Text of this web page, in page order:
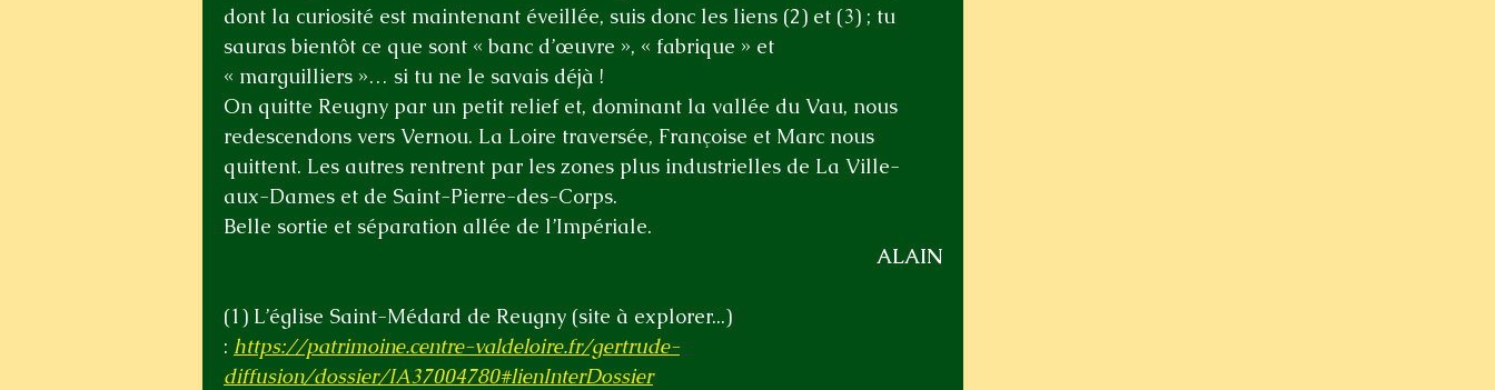
dont la curiosité est maintenant éveillée, suis donc les liens (2) et (3) ; tu
sauras bientôt ce que sont « banc d’œuvre », « fabrique » et
« marguilliers »… si tu ne le savais déjà !
On quitte Reugny par un petit relief et, dominant la vallée du Vau, nous
redescendons vers Vernou. La Loire traversée, Françoise et Marc nous
quittent. Les autres rentrent par les zones plus industrielles de La Ville-
aux-Dames et de Saint-Pierre-des-Corps.
Belle sortie et séparation allée de l’Impériale.
ALAIN
(1) L’église Saint-Médard de Reugny (site à explorer...)
: https://patrimoine.centre-valdeloire.fr/gertrude-
diffusion/dossier/IA37004780#lienInterDossier